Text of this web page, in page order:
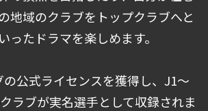
地域のクラブをトップクラブへと
ったドラマを楽しめます。
公式ライセンスを獲得し、J1～
ラブが実名選手として収録されま